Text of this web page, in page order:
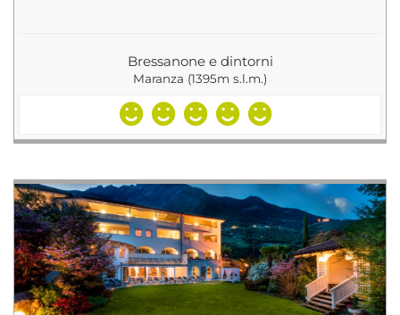
Bressanone e dintorni
Maranza (1395m s.l.m.)